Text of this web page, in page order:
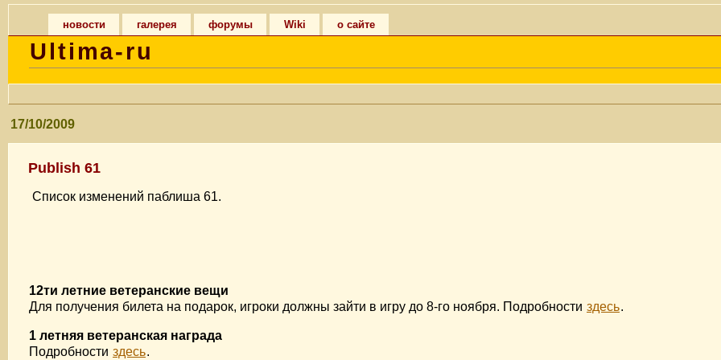
новости галерея форумы Wiki о сайте
Ultima-ru
17/10/2009
Publish 61
Список изменений паблиша 61.
12ти летние ветеранские вещи
Для получения билета на подарок, игроки должны зайти в игру до 8-го ноября. Подробности здесь.
1 летняя ветеранская награда
Подробности здесь.